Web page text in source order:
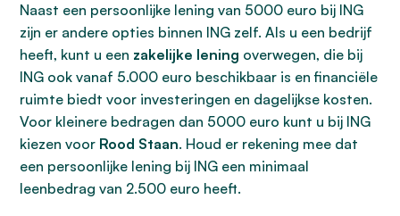
Naast een persoonlijke lening van 5000 euro bij ING
zijn er andere opties binnen ING zelf. Als u een bedrijf
heeft, kunt u een zakelijke lening overwegen, die bij
ING ook vanaf 5.000 euro beschikbaar is en financiële
ruimte biedt voor investeringen en dagelijkse kosten.
Voor kleinere bedragen dan 5000 euro kunt u bij ING
kiezen voor Rood Staan. Houd er rekening mee dat
een persoonlijke lening bij ING een minimaal
leenbedrag van 2.500 euro heeft.